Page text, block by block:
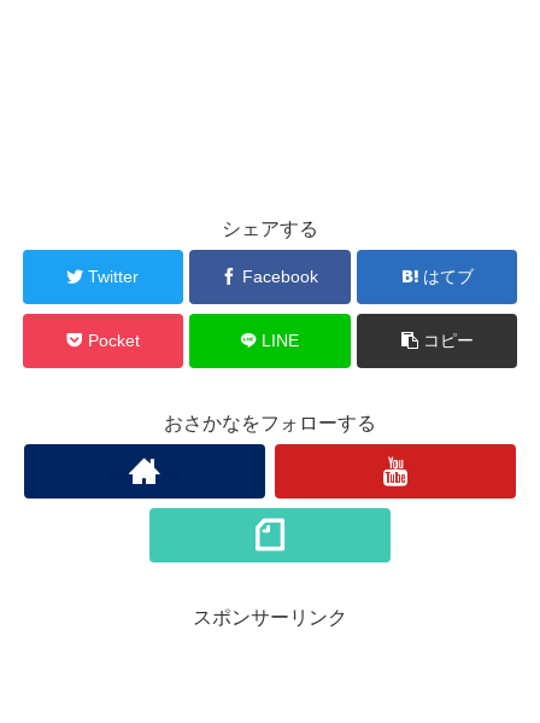
シェアする
Twitter Facebook はてブ
Pocket LINE コピー
おさかなをフォローする
スポンサーリンク